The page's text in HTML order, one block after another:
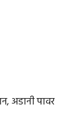
अडानी पावर